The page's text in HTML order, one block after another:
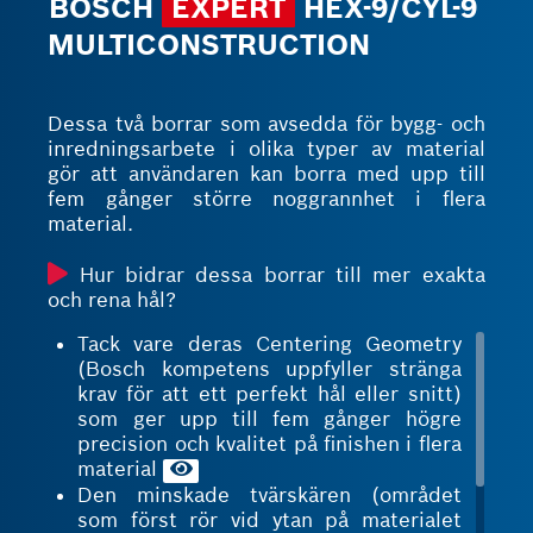
BOSCH EXPERT HEX-9/CYL-9
MULTICONSTRUCTION
Dessa två borrar som avsedda för bygg- och
inredningsarbete i olika typer av material
gör att användaren kan borra med upp till
fem gånger större noggrannhet i flera
material.
Hur bidrar dessa borrar till mer exakta
och rena hål?
Tack vare deras Centering Geometry
(Bosch kompetens uppfyller stränga
krav för att ett perfekt hål eller snitt)
som ger upp till fem gånger högre
precision och kvalitet på finishen i flera
material
Den minskade tvärskären (området
som först rör vid ytan på materialet